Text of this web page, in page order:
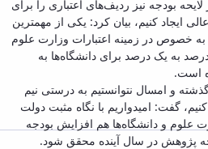
بودجه نیز ردیف‌های اعتباری را برای
ایجاد کنیم، بیان کرد: یکی از مهمترین
خصوص در زمینه اعتبارات وزارت علوم
به یک درصد برای دانشگاه‌ها به
است.
و امسال نتوانستیم به درستی نیم
گفت: امیدواریم با نگاه مثبت دولت
و دانشگاه‌ها هم افزایش بودجه
پژوهش در سال آینده محقق شود.